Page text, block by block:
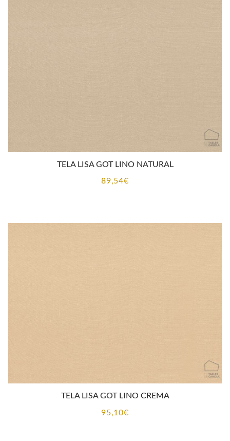
TELA LISA GOT LINO NATURAL
89,54€
TELA LISA GOT LINO CREMA
95,10€